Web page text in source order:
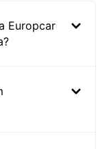
Europcar